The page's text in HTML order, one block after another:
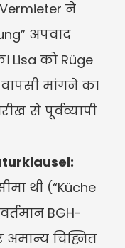
ने
अपवाद
Lisa को Rüge
मांगने का
से पूर्वव्यापी
थी (“Küche
BGH-
चिह्नित